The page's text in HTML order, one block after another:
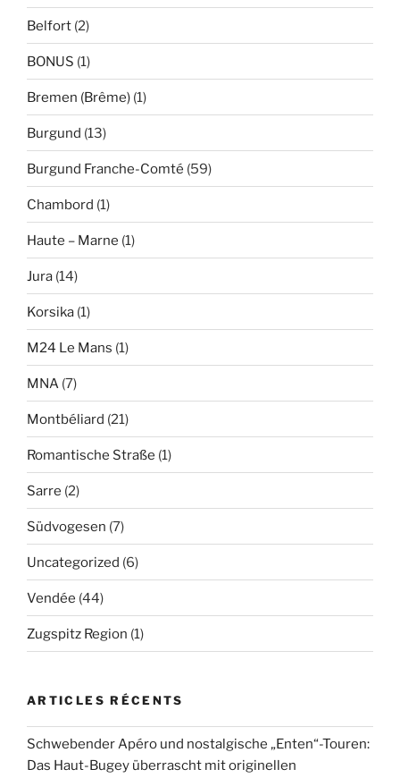
Belfort (2)
BONUS (1)
Bremen (Brême) (1)
Burgund (13)
Burgund Franche-Comté (59)
Chambord (1)
Haute – Marne (1)
Jura (14)
Korsika (1)
M24 Le Mans (1)
MNA (7)
Montbéliard (21)
Romantische Straße (1)
Sarre (2)
Südvogesen (7)
Uncategorized (6)
Vendée (44)
Zugspitz Region (1)
ARTICLES RÉCENTS
Schwebender Apéro und nostalgische „Enten“-Touren:
Das Haut-Bugey überrascht mit originellen